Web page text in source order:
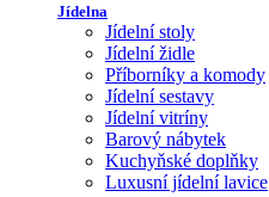
Jídelna
Jídelní stoly
Jídelní židle
Příborníky a komody
Jídelní sestavy
Jídelní vitríny
Barový nábytek
Kuchyňské doplňky
Luxusní jídelní lavice